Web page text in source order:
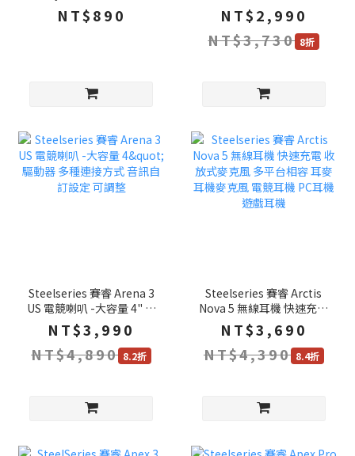
澈桃 霧澈白 超厚防滑底座
耐用可水洗 大滑鼠墊 滑鼠
NT$890
洋紅 4K輪詢率 雙模連線
電競滑鼠 無線滑鼠
NT$2,990
NT$3,730 8折
Steelseries 賽睿 Arena 3
US 電競喇叭 -大容量 4" 驅
動器 多種連接方式 音訊自
訂設定 可調整
NT$3,990
NT$4,890 8.2折
Steelseries 賽睿 Arctis
Nova 5 無線耳機 快速充電
收放式麥克風 多平台相容
耳麥 耳機麥克風 電競耳機
PC耳機 遊戲耳機
NT$3,690
NT$4,390 8.4折